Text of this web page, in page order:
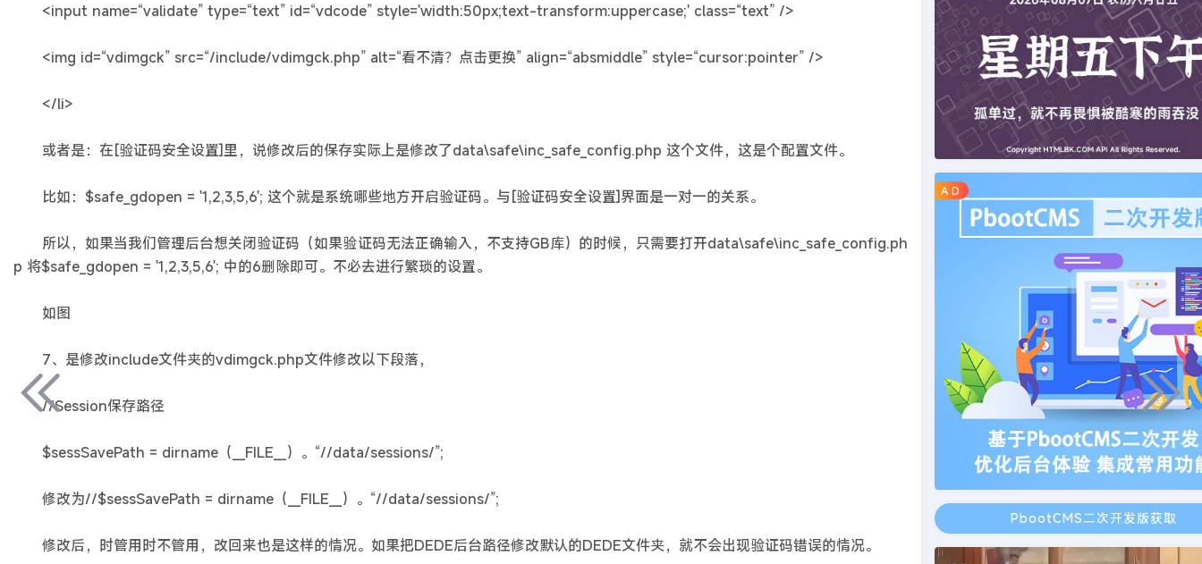
<input name=“validate” type=“text” id=“vdcode” style='width:50px;text-transform:uppercase;' class=“text” />
<img id=“vdimgck” src=“/include/vdimgck.php” alt=“看不清？点击更换” align=“absmiddle” style=“cursor:pointer” />
</li>
或者是：在[验证码安全设置]里，说修改后的保存实际上是修改了data\safe\inc_safe_config.php 这个文件，这是个配置文件。
比如：$safe_gdopen = '1,2,3,5,6'; 这个就是系统哪些地方开启验证码。与[验证码安全设置]界面是一对一的关系。
所以，如果当我们管理后台想关闭验证码（如果验证码无法正确输入，不支持GB库）的时候，只需要打开data\safe\inc_safe_config.ph
p 将$safe_gdopen = '1,2,3,5,6'; 中的6删除即可。不必去进行繁琐的设置。
如图
7、是修改include文件夹的vdimgck.php文件修改以下段落，
//Session保存路径
$sessSavePath = dirname（__FILE__）。“//data/sessions/”;
修改为//$sessSavePath = dirname（__FILE__）。“//data/sessions/”;
修改后，时管用时不管用，改回来也是这样的情况。如果把DEDE后台路径修改默认的DEDE文件夹，就不会出现验证码错误的情况。
A D
PbootCMS二次开发版获取